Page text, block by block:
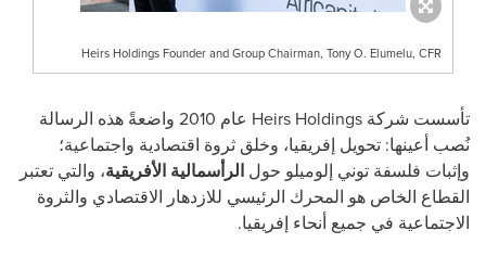
Heirs Holdings Founder and Group Chairman, Tony O. Elumelu, CFR
تأسست شركة Heirs Holdings
عام 2010 واضعةً هذه الرسالة
نُصب أعينها: تحويل إفريقيا، وخلق ثروة اقتصادية واجتماعية؛
وإثبات فلسفة توني إلوميلو حول الرأسمالية الأفريقية، والتي تعتبر
القطاع الخاص هو المحرك الرئيسي للازدهار الاقتصادي والثروة
الاجتماعية في جميع أنحاء إفريقيا.